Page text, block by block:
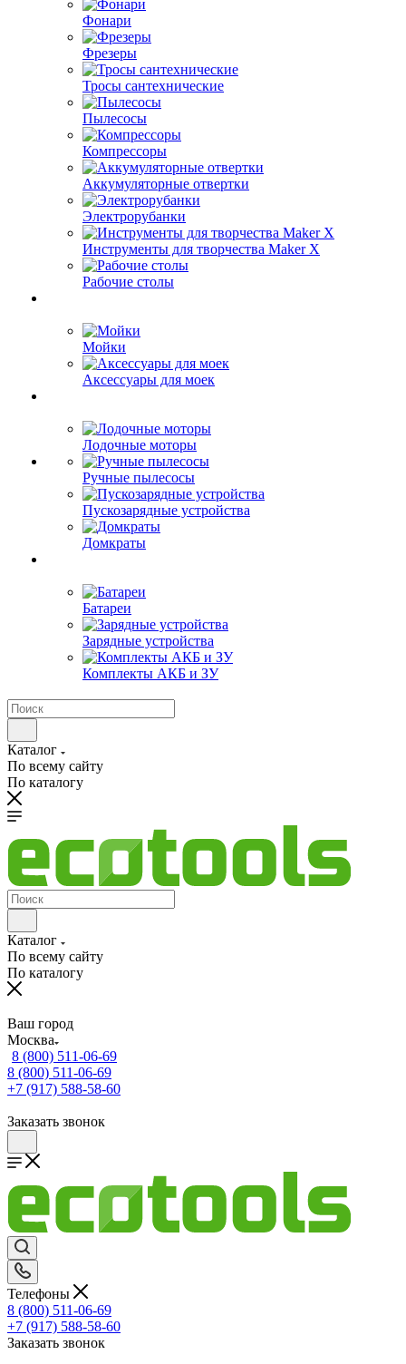
Фонари
Фрезеры
Тросы сантехнические
Пылесосы
Компрессоры
Аккумуляторные отвертки
Электрорубанки
Инструменты для творчества Maker X
Рабочие столы
Мойки
Аксессуары для моек
Лодочные моторы
Ручные пылесосы
Пускозарядные устройства
Домкраты
Батареи
Зарядные устройства
Комплекты АКБ и ЗУ
Каталог
По всему сайту
По каталогу
Каталог
По всему сайту
По каталогу
Ваш город
Москва
8 (800) 511-06-69
8 (800) 511-06-69
+7 (917) 588-58-60
Заказать звонок
Телефоны
8 (800) 511-06-69
+7 (917) 588-58-60
Заказать звонок